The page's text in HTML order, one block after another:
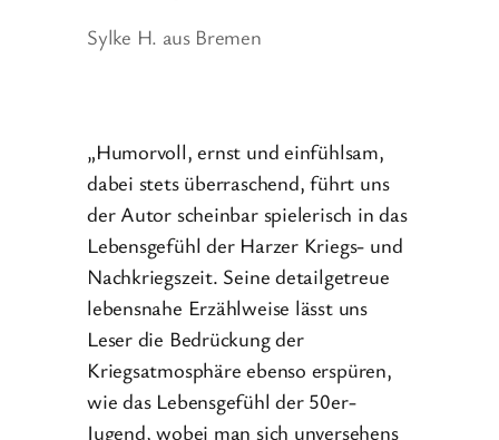
Sylke H. aus Bremen
„Humorvoll, ernst und einfühlsam,
dabei stets überraschend, führt uns
der Autor scheinbar spielerisch in das
Lebensgefühl der Harzer Kriegs- und
Nachkriegszeit. Seine detailgetreue
lebensnahe Erzählweise lässt uns
Leser die Bedrückung der
Kriegsatmosphäre ebenso erspüren,
wie das Lebensgefühl der 50er-
Jugend, wobei man sich unversehens